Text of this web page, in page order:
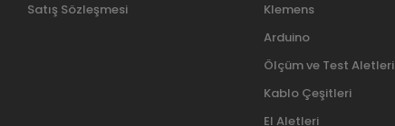
Satış Sözleşmesi
Klemens
Arduino
Ölçüm ve Test Aletleri
Kablo Çeşitleri
El Aletleri